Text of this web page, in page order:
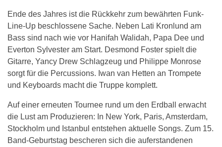
Ende des Jahres ist die Rückkehr zum bewährten Funk-
Line-Up beschlossene Sache. Neben Lati Kronlund am
Bass sind nach wie vor Hanifah Walidah, Papa Dee und
Everton Sylvester am Start. Desmond Foster spielt die
Gitarre, Yancy Drew Schlagzeug und Philippe Monrose
sorgt für die Percussions. Iwan van Hetten an Trompete
und Keyboards macht die Truppe komplett.
Auf einer erneuten Tournee rund um den Erdball erwacht
die Lust am Produzieren: In New York, Paris, Amsterdam,
Stockholm und Istanbul entstehen aktuelle Songs. Zum 15.
Band-Geburtstag bescheren sich die auferstandenen